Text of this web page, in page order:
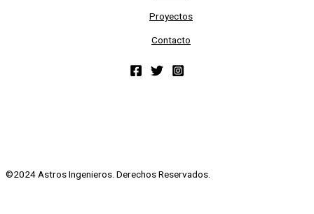
Proyectos
Contacto
©2024 Astros Ingenieros. Derechos Reservados.